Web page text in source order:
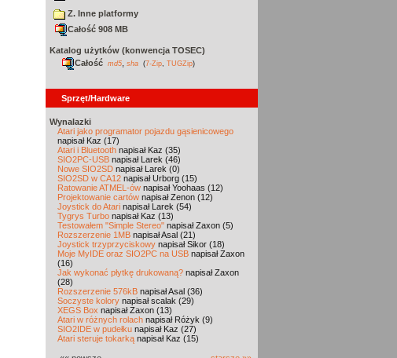
Z. Inne platformy
Całość 908 MB
Katalog użytków (konwencja TOSEC)
Całość md5 sha (7-Zip TUGZip)
Sprzęt/Hardware
Wynalazki
Atari jako programator pojazdu gąsienicowego
napisał Kaz (17)
Atari i Bluetooth napisał Kaz (35)
SIO2PC-USB napisał Larek (46)
Nowe SIO2SD napisał Larek (0)
SIO2SD w CA12 napisał Urborg (15)
Ratowanie ATMEL-ów napisał Yoohaas (12)
Projektowanie cartów napisał Zenon (12)
Joystick do Atari napisał Larek (54)
Tygrys Turbo napisał Kaz (13)
Testowałem "Simple Stereo" napisał Zaxon (5)
Rozszerzenie 1MB napisał Asal (21)
Joystick trzyprzyciskowy napisał Sikor (18)
Moje MyIDE oraz SIO2PC na USB napisał Zaxon
(16)
Jak wykonać płytkę drukowaną? napisał Zaxon
(28)
Rozszerzenie 576kB napisał Asal (36)
Soczyste kolory napisał scalak (29)
XEGS Box napisał Zaxon (13)
Atari w różnych rolach napisał Różyk (9)
SIO2IDE w pudełku napisał Kaz (27)
Atari steruje tokarką napisał Kaz (15)